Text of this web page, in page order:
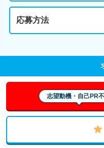
応募方法
志望動機・自己PR